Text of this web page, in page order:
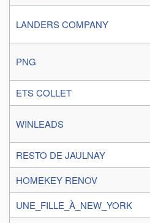
LANDERS COMPANY
PNG
ETS COLLET
WINLEADS
RESTO DE JAULNAY
HOMEKEY RENOV
UNE_FILLE_À_NEW_YORK